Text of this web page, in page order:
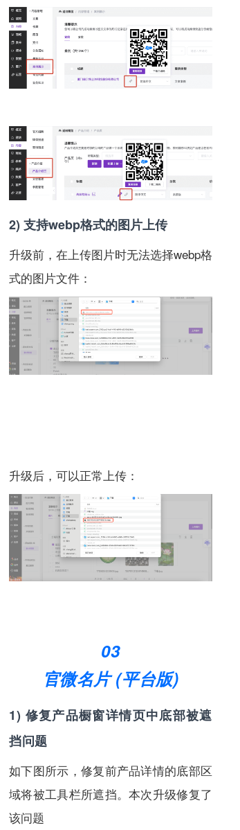
2) 支持webp格式的图片上传
升级前，在上传图片时无法选择webp格
式的图片文件：
升级后，可以正常上传：
03
官微名片 (平台版)
1) 修复产品橱窗详情页中底部被遮
挡问题
如下图所示，修复前产品详情的底部区
域将被工具栏所遮挡。本次升级修复了
该问题